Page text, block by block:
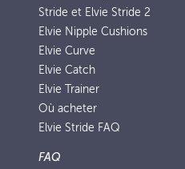
Stride et Elvie Stride 2
Elvie Nipple Cushions
Elvie Curve
Elvie Catch
Elvie Trainer
Où acheter
Elvie Stride FAQ
FAQ